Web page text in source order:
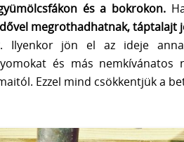
és a bokrokon.
megrothadhatnak, táptalajt
. Ilyenkor jön el az ideje
és más nemkívánatos
Ezzel mind csökkentjük a